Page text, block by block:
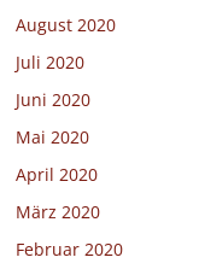
August 2020
Juli 2020
Juni 2020
Mai 2020
April 2020
März 2020
Februar 2020